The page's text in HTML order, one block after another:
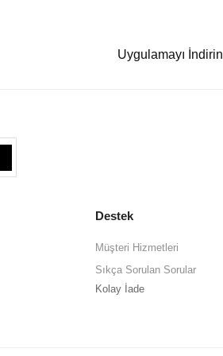
Uygulamayı İndirin
Destek
Müşteri Hizmetleri
Sıkça Sorulan Sorular
Kolay İade